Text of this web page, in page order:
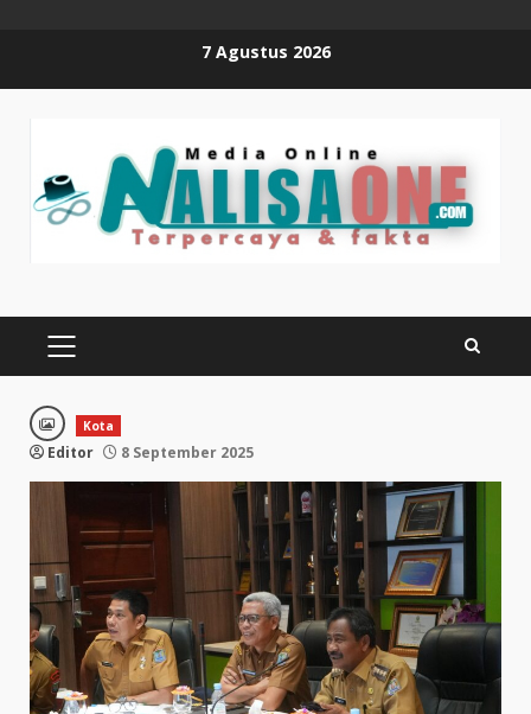
7 Agustus 2026
PRIMARY
Kota
Editor 8 September 2025